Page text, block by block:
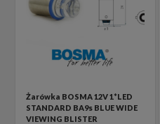
Żarówka BOSMA 12V 1*LED
STANDARD BA9s BLUE WIDE
VIEWING BLISTER